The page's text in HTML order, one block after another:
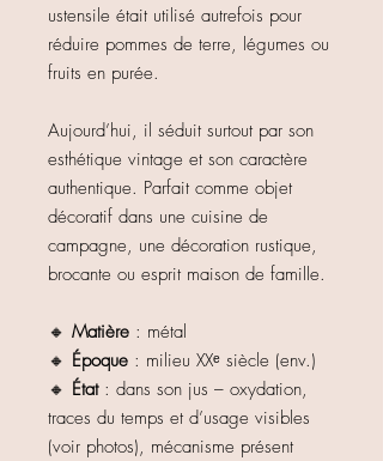
ustensile était utilisé autrefois pour
réduire pommes de terre, légumes ou
fruits en purée.
Aujourd’hui, il séduit surtout par son
esthétique vintage et son caractère
authentique. Parfait comme objet
décoratif dans une cuisine de
campagne, une décoration rustique,
brocante ou esprit maison de famille.
🔸 Matière : métal
🔸 Époque : milieu XXᵉ siècle (env.)
🔸 État: dans son jus – oxydation,
traces du temps et d’usage visibles
(voir photos), mécanisme présent